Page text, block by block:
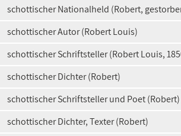
schottischer Nationalheld (Robert,
schottischer Autor (Robert Louis)
schottischer Schriftsteller (Robert Louis,
schottischer Dichter (Robert)
schottischer Schriftsteller und Poet (Robert)
schottischer Dichter, Texter (Robert)